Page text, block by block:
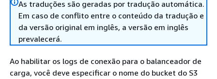
As traduções são geradas por tradução automática.
Em caso de conflito entre o conteúdo da tradução e
da versão original em inglês, a versão em inglês
prevalecerá.
Ao habilitar os logs de conexão para o balanceador de
carga, você deve especificar o nome do bucket do S3